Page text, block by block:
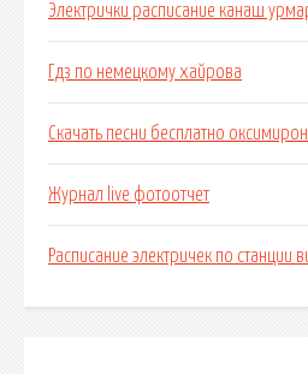
Электрички расписание канаш
Гдз по немецкому хайрова
Скачать песни бесплатно
Журнал live фотоотчет
Расписание электричек по станции